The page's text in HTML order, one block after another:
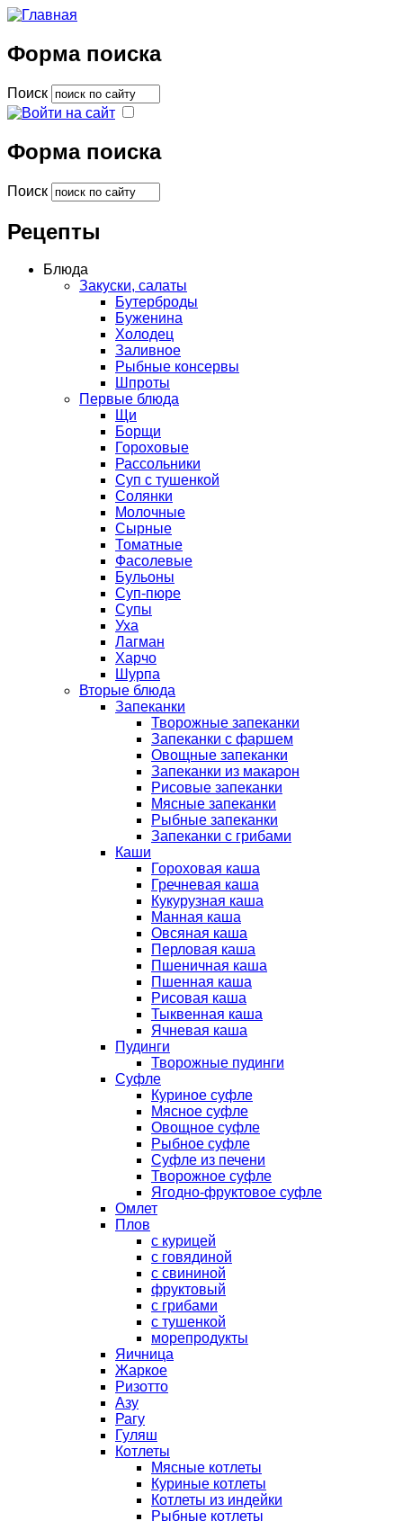
Форма поиска
Поиск
Форма поиска
Поиск
Рецепты
Блюда
Закуски, салаты
Бутерброды
Буженина
Холодец
Заливное
Рыбные консервы
Шпроты
Первые блюда
Щи
Борщи
Гороховые
Рассольники
Суп с тушенкой
Солянки
Молочные
Сырные
Томатные
Фасолевые
Бульоны
Суп-пюре
Супы
Уха
Лагман
Харчо
Шурпа
Вторые блюда
Запеканки
Творожные запеканки
Запеканки с фаршем
Овощные запеканки
Запеканки из макарон
Рисовые запеканки
Мясные запеканки
Рыбные запеканки
Запеканки с грибами
Каши
Гороховая каша
Гречневая каша
Кукурузная каша
Манная каша
Овсяная каша
Перловая каша
Пшеничная каша
Пшенная каша
Рисовая каша
Тыквенная каша
Ячневая каша
Пудинги
Творожные пудинги
Суфле
Куриное суфле
Мясное суфле
Овощное суфле
Рыбное суфле
Суфле из печени
Творожное суфле
Ягодно-фруктовое суфле
Омлет
Плов
с курицей
с говядиной
с свининой
фруктовый
с грибами
с тушенкой
морепродукты
Яичница
Жаркое
Ризотто
Азу
Рагу
Гуляш
Котлеты
Мясные котлеты
Куриные котлеты
Котлеты из индейки
Рыбные котлеты